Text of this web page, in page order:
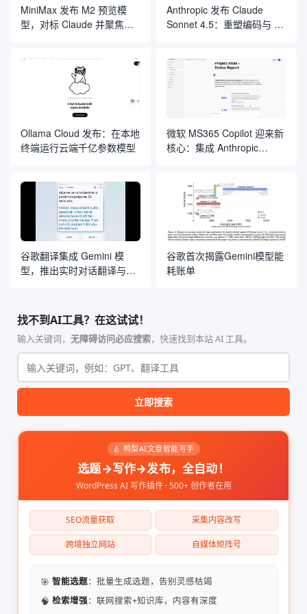
MiniMax 发布 M2 预览模
型，对标 Claude 并聚焦编
Anthropic 发布 Claude
Sonnet 4.5：重塑编码与 AI
Ollama Cloud 发布：在本地
终端运行云端千亿参数模型
微软 MS365 Copilot 迎来新
核心：集成 Anthropic
谷歌翻译集成 Gemini 模
型，推出实时对话翻译与定
谷歌首次揭露Gemini模型能
耗账单
找不到AI工具？在这试试！
输入关键词， 无障碍访问必应搜索，快速找到本站 AI 工具。
立即搜索
🍐 鸭梨AI文章智能写手
选题→写作→发布，全自动！
WordPress AI 写作插件 · 500+ 创作者在用
SEO流量获取 采集内容改写
跨境独立网站 自媒体矩阵号
🎯 智能选题：批量生成选题，告别灵感枯竭
🧠 检索增强：联网搜索+知识库，内容有深度